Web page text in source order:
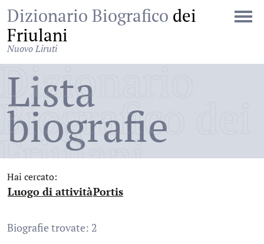
Dizionario Biografico dei
Friulani
Nuovo Liruti
Dizionario
Biografico dei
Friulani
Lista
biografie
Hai cercato:
Luogo di attività
:Portis
Biografie trovate: 2